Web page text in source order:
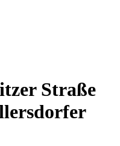
Straße